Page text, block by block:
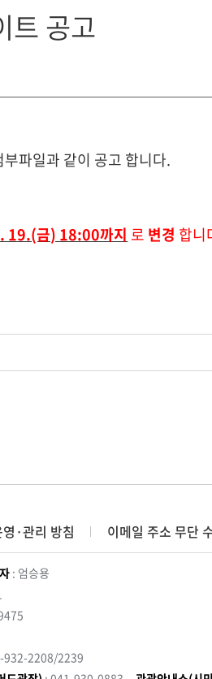
트 공고
파일과 같이 공고 합니다.
19.(금) 18:00까지 로 변경 합니
·관리 방침 이메일 주소 무단
: 엄승용
932-2208/2239